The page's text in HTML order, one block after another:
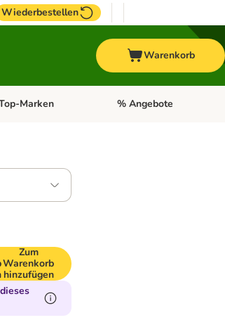
Wiederbestellen
Warenkorb
Vogel Menü öffnen: Pferd
Marken Kategorie-Menü öffnen:
% Angebote
Zum
Warenkorb
hinzufügen